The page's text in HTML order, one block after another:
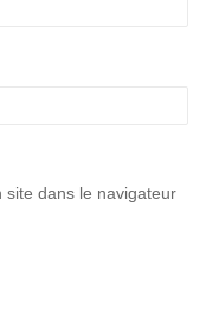
site dans le navigateur